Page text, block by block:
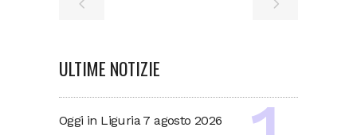
ULTIME NOTIZIE
Oggi in Liguria 7 agosto 2026